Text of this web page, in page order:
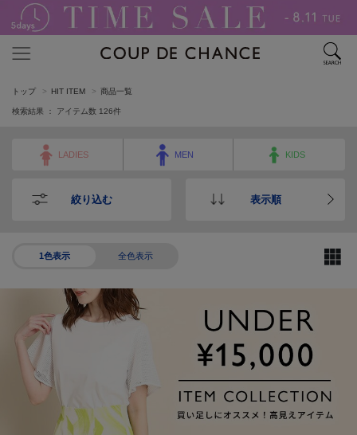
トップ HIT ITEM 商品一覧
検索結果 ： アイテム数 126件
LADIES MEN KIDS
絞り込む 表示順
1色表示 全色表示